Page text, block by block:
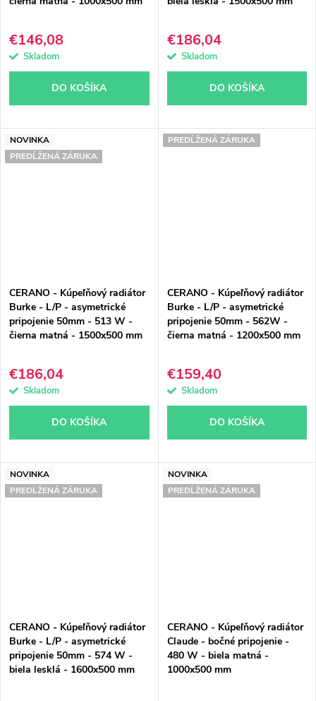
€146,08
Skladom
DO KOŠÍKA
€186,04
Skladom
DO KOŠÍKA
NOVINKA
PREDĹŽENÁ ZÁRUKA
CERANO - Kúpeľňový radiátor
Burke - L/P - asymetrické
pripojenie 50mm - 513 W -
čierna matná - 1500x500 mm
€186,04
Skladom
DO KOŠÍKA
PREDĹŽENÁ ZÁRUKA
CERANO - Kúpeľňový radiátor
Burke - L/P - asymetrické
pripojenie 50mm - 562W -
čierna matná - 1200x500 mm
€159,40
Skladom
DO KOŠÍKA
NOVINKA
PREDĹŽENÁ ZÁRUKA
CERANO - Kúpeľňový radiátor
Burke - L/P - asymetrické
pripojenie 50mm - 574 W -
biela lesklá - 1600x500 mm
NOVINKA
PREDĹŽENÁ ZÁRUKA
CERANO - Kúpeľňový radiátor
Claude - bočné pripojenie -
480 W - biela matná -
1000x500 mm